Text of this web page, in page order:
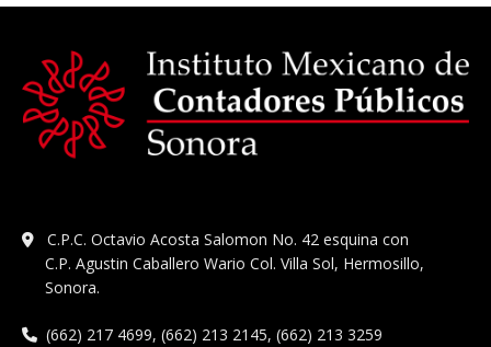
C.P.C. Octavio Acosta Salomon No. 42 esquina con
C.P. Agustin Caballero Wario Col. Villa Sol, Hermosillo,
Sonora.
(662) 217 4699, (662) 213 2145, (662) 213 3259